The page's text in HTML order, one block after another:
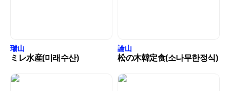
瑞山
ミレ水産(미래수산)
論山
松の木韓定食(소나무한정식)